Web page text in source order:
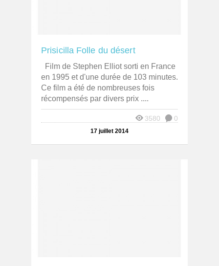
Prisicilla Folle du désert
Film de Stephen Elliot sorti en France
en 1995 et d'une durée de 103 minutes.
Ce film a été de nombreuses fois
récompensés par divers prix ....
0
3580
17 juillet 2014